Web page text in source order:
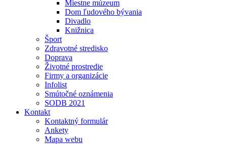
Miestne múzeum
Dom ľudového bývania
Divadlo
Knižnica
Šport
Zdravotné stredisko
Doprava
Životné prostredie
Firmy a organizácie
Infolist
Smútočné oznámenia
SODB 2021
Kontakt
Kontaktný formulár
Ankety
Mapa webu